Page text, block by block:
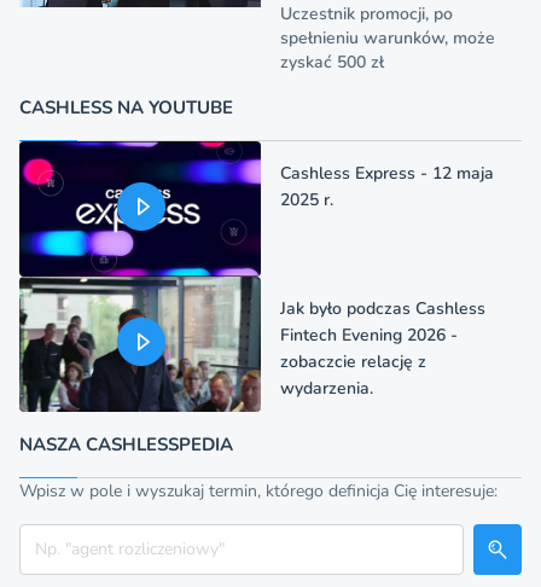
Uczestnik promocji, po
spełnieniu warunków, może
zyskać 500 zł
CASHLESS NA YOUTUBE
Cashless Express - 12 maja
2025 r.
Jak było podczas Cashless
Fintech Evening 2026 -
zobaczcie relację z
wydarzenia.
NASZA CASHLESSPEDIA
Wpisz w pole i wyszukaj termin, którego definicja Cię interesuje:
Szukaj